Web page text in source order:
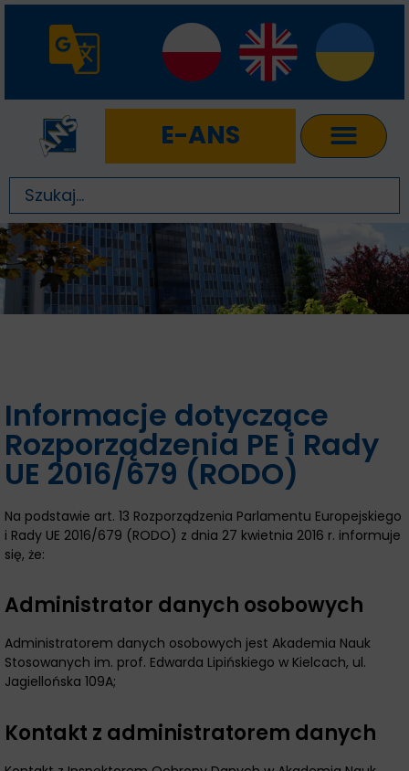
E-ANS
Informacje dotyczące
Rozporządzenia PE i Rady
UE 2016/679 (RODO)
Na podstawie art. 13 Rozporządzenia Parlamentu Europejskiego
i Rady UE 2016/679 (RODO) z dnia 27 kwietnia 2016 r. informuje
się, że:
Administrator danych osobowych
Administratorem danych osobowych jest Akademia Nauk
Stosowanych im. prof. Edwarda Lipińskiego w Kielcach, ul.
Jagiellońska 109A;
Kontakt z administratorem danych